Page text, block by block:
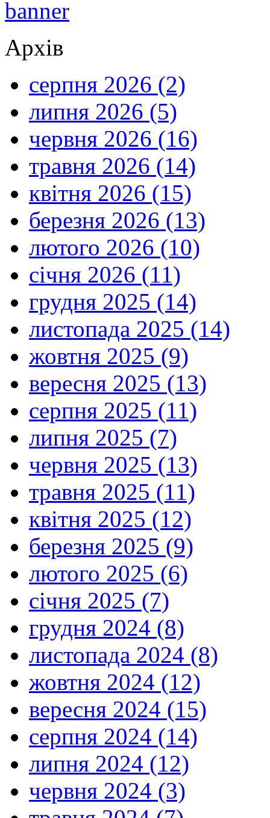
Архів
серпня 2026 (2)
липня 2026 (5)
червня 2026 (16)
травня 2026 (14)
квітня 2026 (15)
березня 2026 (13)
лютого 2026 (10)
січня 2026 (11)
грудня 2025 (14)
листопада 2025 (14)
жовтня 2025 (9)
вересня 2025 (13)
серпня 2025 (11)
липня 2025 (7)
червня 2025 (13)
травня 2025 (11)
квітня 2025 (12)
березня 2025 (9)
лютого 2025 (6)
січня 2025 (7)
грудня 2024 (8)
листопада 2024 (8)
жовтня 2024 (12)
вересня 2024 (15)
серпня 2024 (14)
липня 2024 (12)
червня 2024 (3)